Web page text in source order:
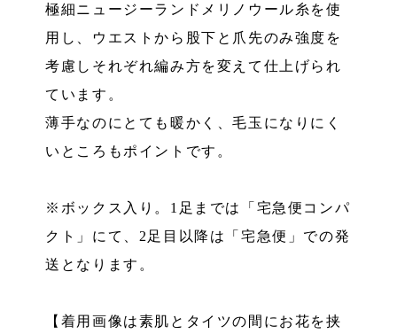
極細ニュージーランドメリノウール糸を使
用し、ウエストから股下と爪先のみ強度を
考慮しそれぞれ編み方を変えて仕上げられ
ています。
薄手なのにとても暖かく、毛玉になりにく
いところもポイントです。
※ボックス入り。1足までは「宅急便コンパ
クト」にて、2足目以降は「宅急便」での発
送となります。
【着用画像は素肌とタイツの間にお花を挟